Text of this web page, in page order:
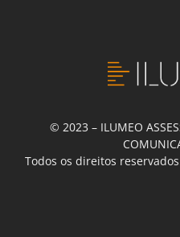
© 2023 – ILUMEO
Todos os direitos